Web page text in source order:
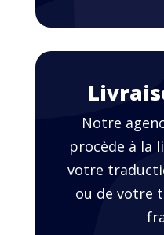
Notre
procède à la
votre
ou de votre